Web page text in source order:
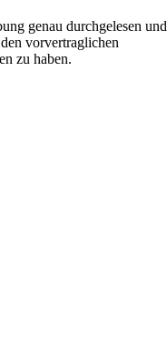
genau durchgelesen und
vorvertraglichen
zu haben.